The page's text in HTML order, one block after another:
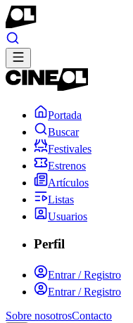
Portada
Buscar
Festivales
Estrenos
Artículos
Listas
Usuarios
Perfil
Entrar / Registro
Entrar / Registro
Sobre nosotrosContacto